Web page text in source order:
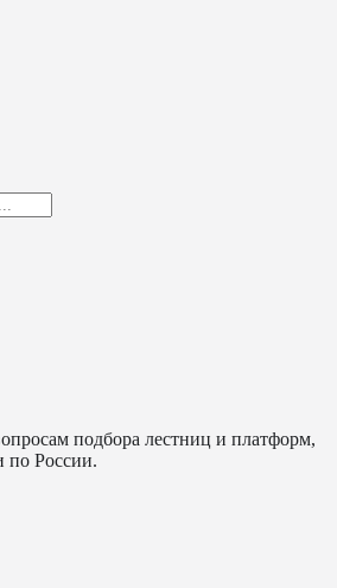
подбора лестниц и платформ,
по России.